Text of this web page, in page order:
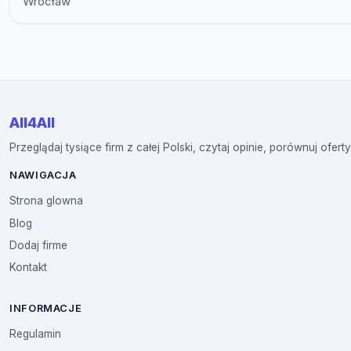
All4All
Przeglądaj tysiące firm z całej Polski, czytaj opinie, porównuj
NAWIGACJA
Strona glowna
Blog
Dodaj firme
Kontakt
INFORMACJE
Regulamin